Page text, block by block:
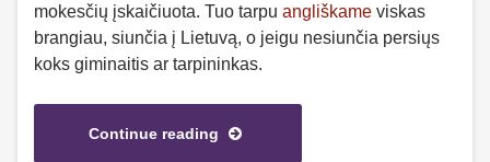
mokesčių įskaičiuota. Tuo tarpu angliškame viskas
brangiau, siunčia į Lietuvą, o jeigu nesiunčia persiųs
koks giminaitis ar tarpininkas.
Continue reading